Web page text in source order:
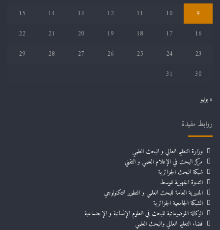
9
10
11
12
13
14
15
16
17
18
19
20
21
22
23
24
25
26
27
28
29
30
31
« يوليو
روابط مفيدة
وزارة التعليم العالي و البحث العلمي
مركز البحث في الإعلام العلمي و التقني
شبكة البحث الجزائرية
الندوة الجهوية للوسط
المديرية العامة للبحث العلمي و التطوير التكنولوجي
الشبكة الجامعية الجزائرية
الوكالة الموضوعاتية للبحث في العلوم الإنسانية و الإجتماعية
فضاء التعليم العالي والبحث العلمي